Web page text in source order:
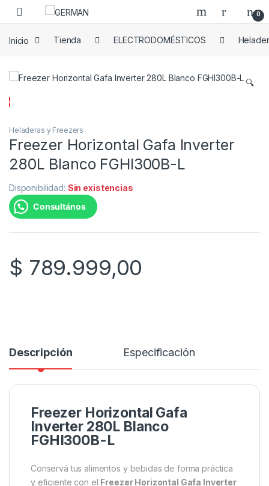
Skip to navigation
Skip to content
0
Inicio Tienda ELECTRODOMÉSTICOS
🔍
Heladeras y Freezers
Freezer Horizontal Gafa Inverter
280L Blanco FGHI300B-L
Disponibilidad: Sin existencias
Consultános
$ 789.999,00
Descripción Especificación
Freezer Horizontal Gafa
Inverter 280L Blanco
FGHI300B-L
Conservá tus alimentos y bebidas de forma práctica
y eficiente con el Freezer Horizontal Gafa Inverter